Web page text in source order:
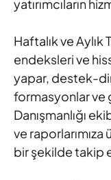
yatırımcıların
Haftalık ve Aylık
endeksleri ve
yapar, destek-
formasyonlar ve
Danışmanlığı
ve
bir şekilde takip